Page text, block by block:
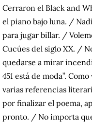
Cerraron el Black and
el piano bajo luna. /
para jugar billar. /
Cucúes del siglo XX. /
quedarse a mirar
451 está de moda”.
varias referencias
por finalizar el poema,
pronto. / No importa